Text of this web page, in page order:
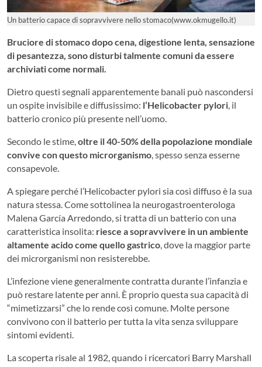
Un batterio capace di sopravvivere nello stomaco(www.okmugello.it)
Bruciore di stomaco dopo cena, digestione lenta, sensazione
di pesantezza, sono disturbi talmente comuni da essere
archiviati come normali.
Dietro questi segnali apparentemente banali può nascondersi
un ospite invisibile e diffusissimo: l’Helicobacter pylori , il
batterio cronico più presente nell’uomo.
Secondo le stime, oltre il 40-50% della popolazione mondiale
convive con questo microrganismo , spesso senza esserne
consapevole.
A spiegare perché l’Helicobacter pylori sia così diffuso è la sua
natura stessa. Come sottolinea la neurogastroenterologa
Malena García Arredondo, si tratta di un batterio con una
caratteristica insolita: riesce a sopravvivere in un ambiente
altamente acido come quello gastrico , dove la maggior parte
dei microrganismi non resisterebbe.
L’infezione viene generalmente contratta durante l’infanzia e
può restare latente per anni. È proprio questa sua capacità di
“mimetizzarsi” che lo rende così comune. Molte persone
convivono con il batterio per tutta la vita senza sviluppare
sintomi evidenti.
La scoperta risale al 1982, quando i ricercatori Barry Marshall